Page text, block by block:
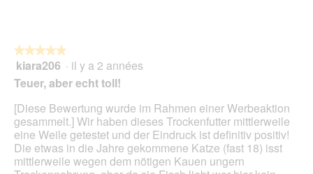
e
d
i
a
l
o
g
u
e
.
★★★★★
★★★★★
5
étoiles.
kiara206 · il y a 2 années
Teuer, aber echt toll!
[Diese Bewertung wurde im Rahmen einer Werbeaktion
gesammelt.] Wir haben dieses Trockenfutter mittlerweile
eine Weile getestet und der Eindruck ist definitiv positiv!
Die etwas in die Jahre gekommene Katze (fast 18) isst
mittlerweile wegen dem nötigen Kauen ungern